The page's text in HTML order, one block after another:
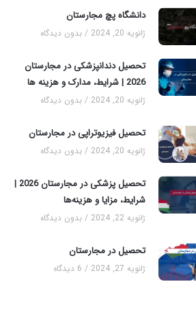
دانشگاه پچ مجارستان
ژانویه 20, 2024 بدون دیدگاه
تحصیل دندانپزشکی در مجارستان
2026 | شرایط، مدارک و هزینه‌ ها
ژانویه 20, 2024 بدون دیدگاه
تحصیل فیزیوتراپی در مجارستان
ژانویه 20, 2024 بدون دیدگاه
تحصیل پزشکی در مجارستان 2026 |
شرایط، مزایا و هزینه‌ها
ژانویه 22, 2024 بدون دیدگاه
تحصیل در مجارستان
ژانویه 27, 2024